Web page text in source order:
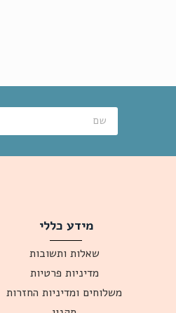
מידע כללי
שאלות ותשובות
מדיניות פרטיות
משלוחים ומדיניות החזרות